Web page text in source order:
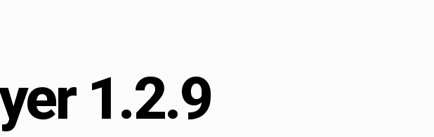
1.2.9